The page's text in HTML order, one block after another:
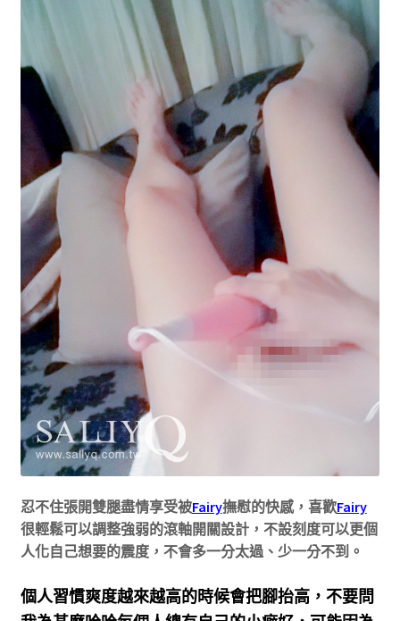
忍不住張開雙腿盡情享受被Fairy撫慰的快感，喜歡Fairy
很輕鬆可以調整強弱的滾軸開關設計，不設刻度可以更個
人化自己想要的震度，不會多一分太過、少一分不到。
個人習慣爽度越來越高的時候會把腳抬高，不要問